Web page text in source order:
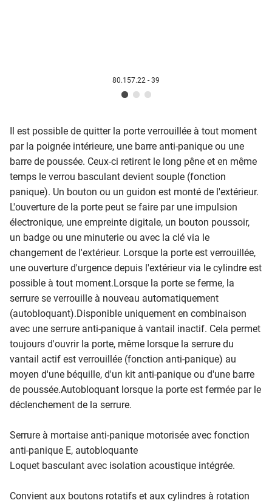
80.157.22 - 39
Il est possible de quitter la porte verrouillée à tout moment
par la poignée intérieure, une barre anti-panique ou une
barre de poussée. Ceux-ci retirent le long pêne et en même
temps le verrou basculant devient souple (fonction
panique). Un bouton ou un guidon est monté de l'extérieur.
L'ouverture de la porte peut se faire par une impulsion
électronique, une empreinte digitale, un bouton poussoir,
un badge ou une minuterie ou avec la clé via le
changement de l'extérieur. Lorsque la porte est verrouillée,
une ouverture d'urgence depuis l'extérieur via le cylindre est
possible à tout moment.Lorsque la porte se ferme, la
serrure se verrouille à nouveau automatiquement
(autobloquant).Disponible uniquement en combinaison
avec une serrure anti-panique à vantail inactif. Cela permet
toujours d'ouvrir la porte, même lorsque la serrure du
vantail actif est verrouillée (fonction anti-panique) au
moyen d'une béquille, d'un kit anti-panique ou d'une barre
de poussée.Autobloquant lorsque la porte est fermée par le
déclenchement de la serrure.
Serrure à mortaise anti-panique motorisée avec fonction
anti-panique E, autobloquante
Loquet basculant avec isolation acoustique intégrée.
Convient aux boutons rotatifs et aux cylindres à rotation